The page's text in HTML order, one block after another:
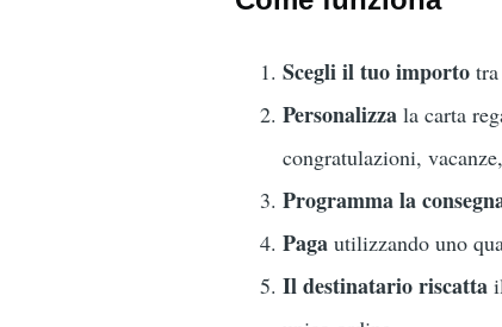
Scegli il tuo importo
Personalizza la carta
congratulazioni,
Programma la
Paga utilizzando uno
Il destinatario riscatta